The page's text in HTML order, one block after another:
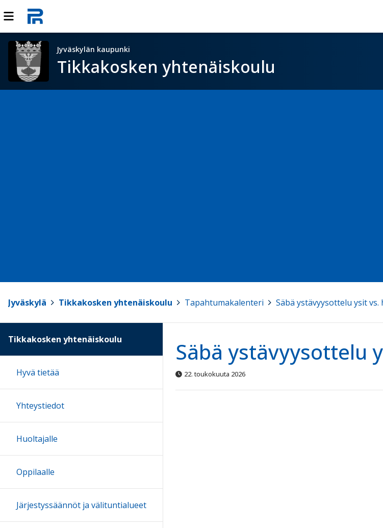
Jyväskylän kaupunki
Tikkakosken yhtenäiskoulu
Jyväskylä Tikkakosken yhtenäiskoulu Tapahtumakalenteri Säbä ystävyysottelu ysit
Säbä ystävyysottelu
22. toukokuuta 2026
Tikkakosken yhtenäiskoulu
Hyvä tietää
Yhteystiedot
Huoltajalle
Oppilaalle
Järjestyssäännöt ja välituntialueet